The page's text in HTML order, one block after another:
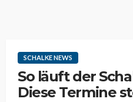
SCHALKE NEWS
So läuft der
Diese Termine